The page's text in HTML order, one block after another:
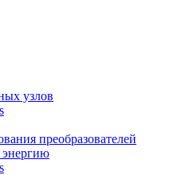
узлов
преобразователей
энергию